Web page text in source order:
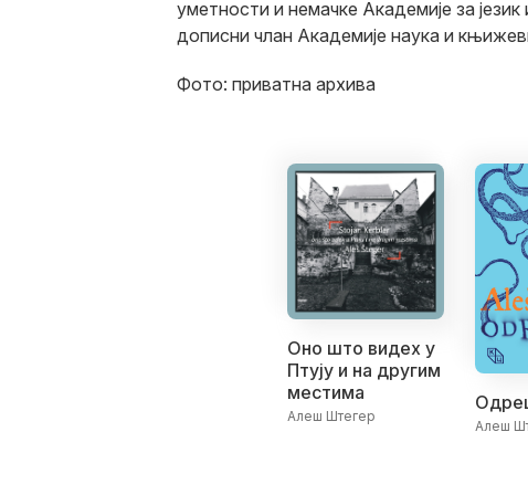
уметности и немачке Академије за
дописни члан Академије наука и
Фото: приватна архива
Оно што видех у
Птују и на другим
местима
Алеш Штегер
Алеш